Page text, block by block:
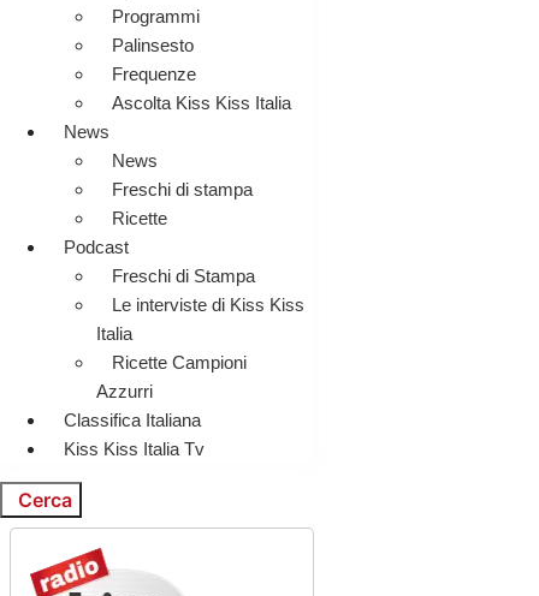
Programmi
Palinsesto
Frequenze
Ascolta Kiss Kiss Italia
News
News
Freschi di stampa
Ricette
Podcast
Freschi di Stampa
Le interviste di Kiss Kiss
Italia
Ricette Campioni
Azzurri
Classifica Italiana
Kiss Kiss Italia Tv
Cerca